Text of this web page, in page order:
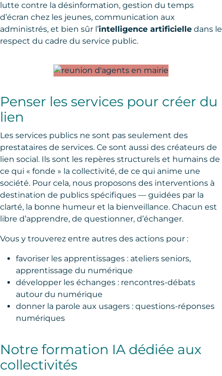
lutte contre la désinformation, gestion du temps
d’écran chez les jeunes, communication aux
administrés, et bien sûr l’intelligence artificielle dans le
respect du cadre du service public.
Penser les services pour créer du
lien
Les services publics ne sont pas seulement des
prestataires de services. Ce sont aussi des créateurs de
lien social. Ils sont les repères structurels et humains de
ce qui « fonde » la collectivité, de ce qui anime une
société. Pour cela, nous proposons des interventions à
destination de publics spécifiques — guidées par la
clarté, la bonne humeur et la bienveillance. Chacun est
libre d’apprendre, de questionner, d’échanger.
Vous y trouverez entre autres des actions pour :
favoriser les apprentissages : ateliers seniors,
apprentissage du numérique
développer les échanges : rencontres-débats
autour du numérique
donner la parole aux usagers : questions-réponses
numériques
Notre formation IA dédiée aux
collectivités